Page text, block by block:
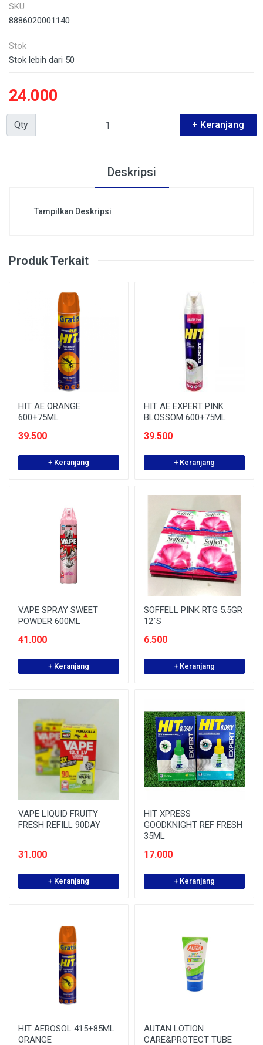
SKU
8886020001140
Stok
Stok lebih dari 50
24.000
Qty + Keranjang
Deskripsi
Tampilkan Deskripsi
Produk Terkait
HIT AE ORANGE
600+75ML
39.500
+ Keranjang
HIT AE EXPERT PINK
BLOSSOM 600+75ML
39.500
+ Keranjang
VAPE SPRAY SWEET
POWDER 600ML
41.000
+ Keranjang
SOFFELL PINK RTG 5.5GR
12`S
6.500
+ Keranjang
VAPE LIQUID FRUITY
FRESH REFILL 90DAY
31.000
+ Keranjang
HIT XPRESS
GOODKNIGHT REF FRESH
35ML
17.000
+ Keranjang
HIT AEROSOL 415+85ML
ORANGE
AUTAN LOTION
CARE&PROTECT TUBE